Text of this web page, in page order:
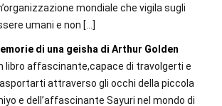
mondiale che vigila sugli
umani e non […]
di una geisha di Arthur Golden
libro affascinante,capace di travolgerti e
attraverso gli occhi della piccola
e dell’affascinante Sayuri nel mondo di